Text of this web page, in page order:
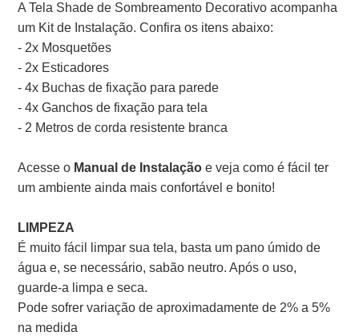
A Tela Shade de Sombreamento Decorativo acompanha
um Kit de Instalação. Confira os itens abaixo:
- 2x Mosquetões
- 2x Esticadores
- 4x Buchas de fixação para parede
- 4x Ganchos de fixação para tela
- 2 Metros de corda resistente branca
Acesse o Manual de Instalação e veja como é fácil ter
um ambiente ainda mais confortável e bonito!
LIMPEZA
É muito fácil limpar sua tela, basta um pano úmido de
água e, se necessário, sabão neutro. Após o uso,
guarde-a limpa e seca.
Pode sofrer variação de aproximadamente de 2% a 5%
na medida